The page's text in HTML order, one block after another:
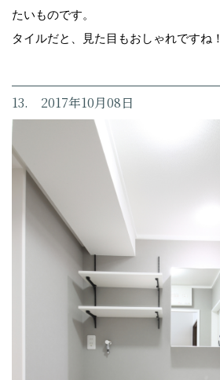
たいものです。
タイルだと、見た目もおしゃれですね！
13. 2017年10月08日